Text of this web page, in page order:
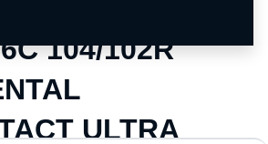
104/102R
ULTRA